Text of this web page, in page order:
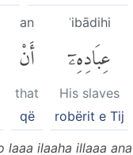
ʿibādihi
عِبَادِهِۦٓ
His slaves
robërit e Tij
an
أَنْ
that
që
laaa ilaaha illaaa ana